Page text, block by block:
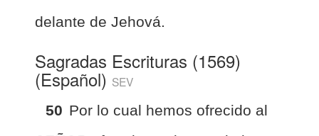
delante de Jehová.
Sagradas Escrituras (1569)
(Español) SEV
50 Por lo cual hemos ofrecido al